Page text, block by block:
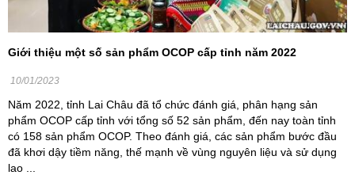
Giới thiệu một số sản phẩm OCOP cấp tỉnh năm 2022
10/01/2023
Năm 2022, tỉnh Lai Châu đã tổ chức đánh giá, phân hạng sản
phẩm OCOP cấp tỉnh với tổng số 52 sản phẩm, đến nay toàn tỉnh
có 158 sản phẩm OCOP. Theo đánh giá, các sản phẩm bước đầu
đã khơi dậy tiềm năng, thế mạnh về vùng nguyên liệu và sử dụng
lao ...